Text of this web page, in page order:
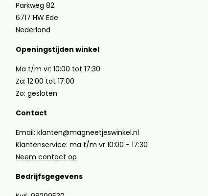
Parkweg 82
6717 HW Ede
Nederland
Openingstijden winkel
Ma t/m vr: 10:00 tot 17:30
Za: 12:00 tot 17:00
Zo: gesloten
Contact
Email: klanten@magneetjeswinkel.nl
Klantenservice: ma t/m vr 10:00 - 17:30
Neem contact op
Bedrijfsgegevens